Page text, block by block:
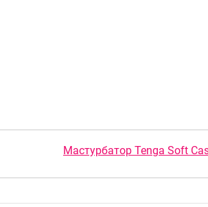
Мастурбатор Tenga Soft